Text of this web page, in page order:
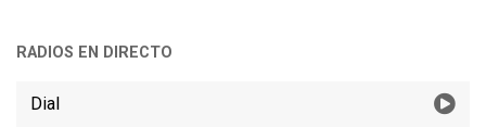
RADIOS EN DIRECTO
Dial